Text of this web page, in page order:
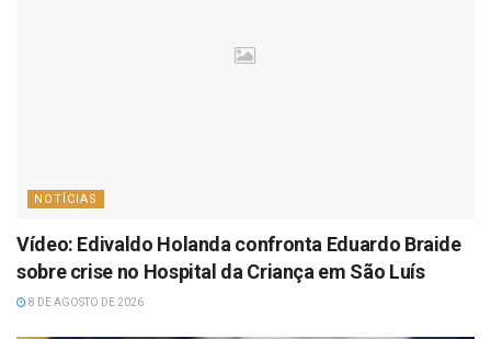
NOTÍCIAS
Vídeo: Edivaldo Holanda confronta Eduardo Braide
sobre crise no Hospital da Criança em São Luís
8 DE AGOSTO DE 2026